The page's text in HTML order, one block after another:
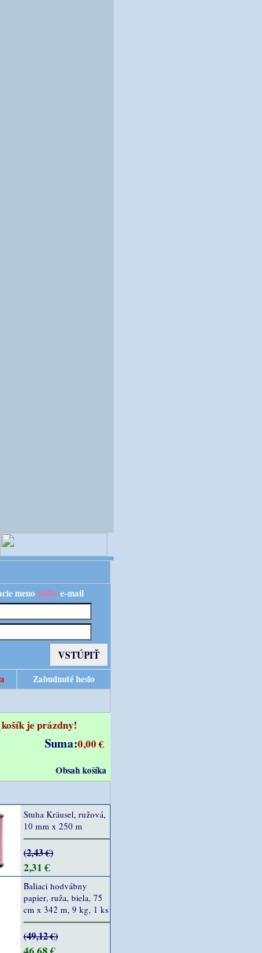
z nášho nemeckého
meno alebo e-mail
Zabudnuté heslo
košík je prázdny!
Suma:0,00 €
Obsah košíka
Stuha Kräusel, ružová,
10 mm x 250 m
(2,43 €)
2,31 €
Baliaci hodvábny
papier, ruža, biela, 75
cm x 342 m, 9 kg, 1 ks
(49,12 €)